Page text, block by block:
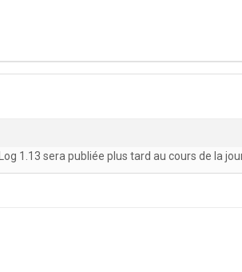
1.13 sera publiée plus tard au cours de la